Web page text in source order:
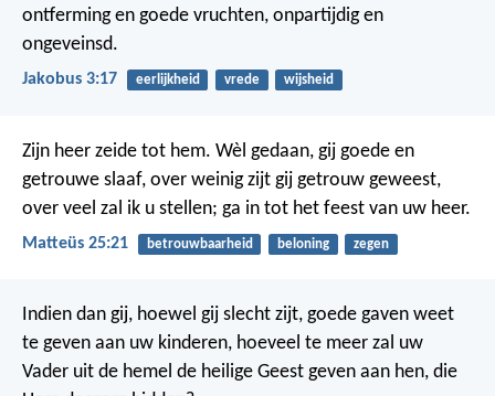
ontferming en goede vruchten, onpartijdig en
ongeveinsd.
Jakobus 3:17 eerlijkheid vrede wijsheid
Zijn heer zeide tot hem. Wèl gedaan, gij goede en
getrouwe slaaf, over weinig zijt gij getrouw geweest,
over veel zal ik u stellen; ga in tot het feest van uw heer.
Matteüs 25:21 betrouwbaarheid beloning zegen
Indien dan gij, hoewel gij slecht zijt, goede gaven weet
te geven aan uw kinderen, hoeveel te meer zal uw
Vader uit de hemel de heilige Geest geven aan hen, die